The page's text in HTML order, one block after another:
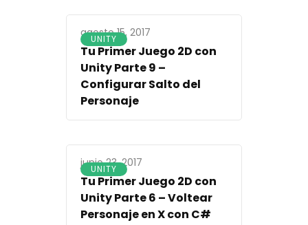
UNITY
agosto 15, 2017
Tu Primer Juego 2D con
Unity Parte 9 –
Configurar Salto del
Personaje
UNITY
junio 23, 2017
Tu Primer Juego 2D con
Unity Parte 6 – Voltear
Personaje en X con C#